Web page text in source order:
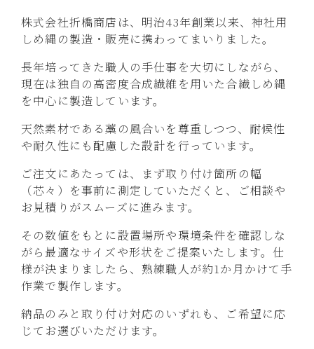
株式会社折橋商店は、明治43年創業以来、神社用
しめ縄の製造・販売に携わってまいりました。
長年培ってきた職人の手仕事を大切にしながら、
現在は独自の高密度合成繊維を用いた合繊しめ縄
を中心に製造しています。
天然素材である藁の風合いを尊重しつつ、耐候性
や耐久性にも配慮した設計を行っています。
ご注文にあたっては、まず取り付け箇所の幅
（芯々）を事前に測定していただくと、ご相談や
お見積りがスムーズに進みます。
その数値をもとに設置場所や環境条件を確認しな
がら最適なサイズや形状をご提案いたします。仕
様が決まりましたら、熟練職人が約1か月かけて手
作業で製作します。
納品のみと取り付け対応のいずれも、ご希望に応
じてお選びいただけます。